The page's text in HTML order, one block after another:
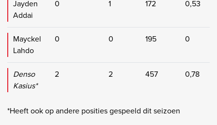
Jayden
Addai
0 1 172 0,53
Mayckel
Lahdo
0 0 195 0
Denso
Kasius*
2 2 457 0,78
*Heeft ook op andere posities gespeeld dit seizoen